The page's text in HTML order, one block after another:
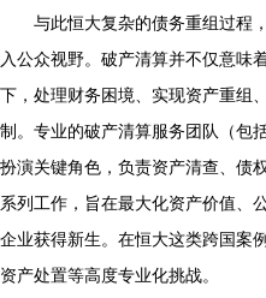
与此恒大复杂的债务重组过程
入公众视野。破产清算并不仅意味
下，处理财务困境、实现资产重组
制。专业的破产清算服务团队（包
扮演关键角色，负责资产清查、债
系列工作，旨在最大化资产价值、
企业获得新生。在恒大这类跨国案
资产处置等高度专业化挑战。